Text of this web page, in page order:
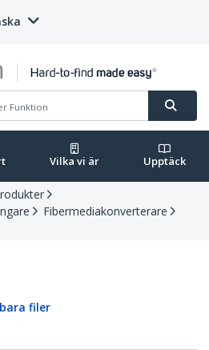
Vilka vi är Upptäck
Fibermediakonverterare
filer